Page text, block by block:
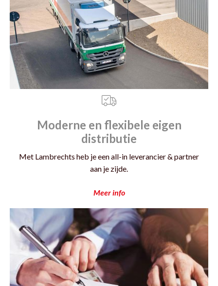
Moderne en flexibele eigen
distributie
Met Lambrechts heb je een all-in leverancier & partner
aan je zijde.
Meer info